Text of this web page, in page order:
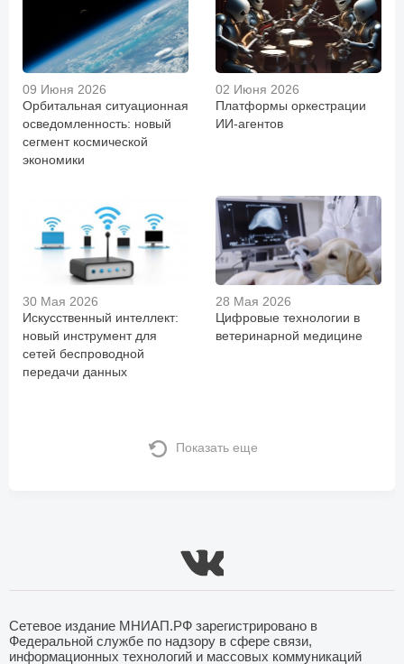
09 Июня 2026
Орбитальная ситуационная
осведомленность: новый
сегмент космической
экономики
02 Июня 2026
Платформы оркестрации
ИИ-агентов
30 Мая 2026
Искусственный интеллект:
новый инструмент для
сетей беспроводной
передачи данных
28 Мая 2026
Цифровые технологии в
ветеринарной медицине
Показать еще
Сетевое издание МНИАП.РФ зарегистрировано в
Федеральной службе по надзору в сфере связи,
информационных технологий и массовых коммуникаций